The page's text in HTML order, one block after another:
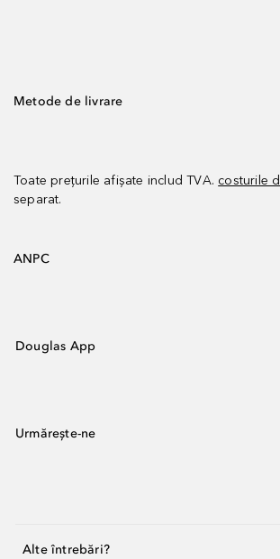
Metode de livrare
Toate prețurile afișate includ TVA. costurile
separat.
ANPC
Douglas App
Urmărește-ne
Alte întrebări?